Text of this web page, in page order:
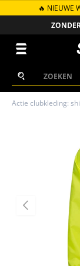
GA NAAR
🔥 NIEUWE
Zoeken
Zoeken
Actie clubkleding:
VORIGE